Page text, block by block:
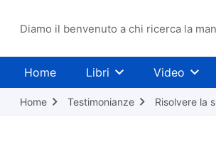
Diamo il benvenuto a chi ricerca la
Home Libri Video
Home Testimonianze Risolvere la